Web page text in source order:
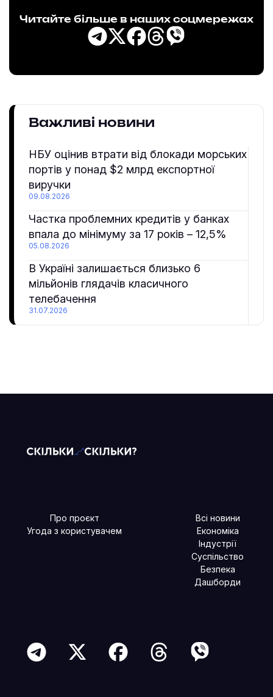
Читайте більше в наших соцмережах
Важливі новини
НБУ оцінив втрати від блокади морських
портів у понад $2 млрд експортної
виручки
09.08.2026
Частка проблемних кредитів у банках
впала до мінімуму за 17 років – 12,5%
05.08.2026
В Україні залишається близько 6
мільйонів глядачів класичного
телебачення
31.07.2026
Про проєкт
Угода з користувачем
Всі новини
Економіка
Індустрії
Суспільство
Безпека
Дашборди
Читайте більше в наших соцмережах